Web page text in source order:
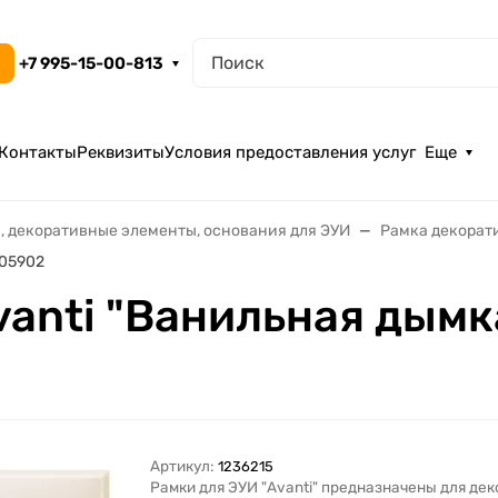
+7 995-15-00-813
КонтактыРеквизитыУсловия предоставления услуг Еще
декоративные элементы, основания для ЭУИ
Рамка
"Ванильная
Артикул: 1236215
Рамки для ЭУИ "Avanti" предназначены для